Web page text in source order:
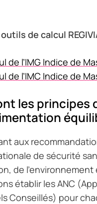
de calcul
de l’IMG Indice de
de l’IMC Indice de
les principes
aux
de sécurité
de
établir les ANC
Conseillés) pour